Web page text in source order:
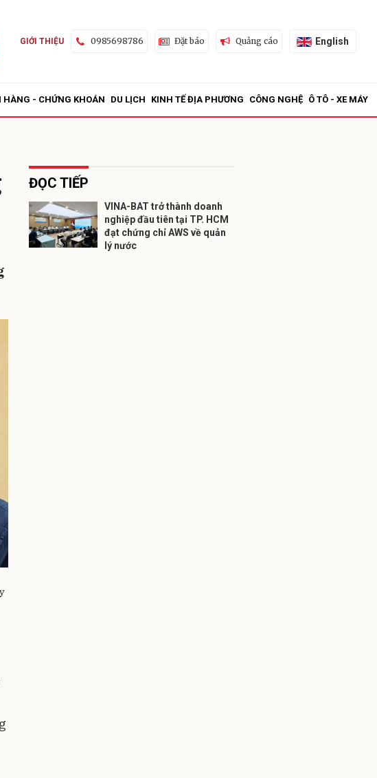
GIỚI THIỆU 0985698786 Đặt báo Quảng cáo English
HÀNG - CHỨNG KHOÁN DU LỊCH KINH TẾ ĐỊA PHƯƠNG CÔNG NGHỆ Ô TÔ - XE MÁY
ĐỌC TIẾP
VINA-BAT trở thành doanh
nghiệp đầu tiên tại TP. HCM
đạt chứng chỉ AWS về quản
lý nước
Gửi